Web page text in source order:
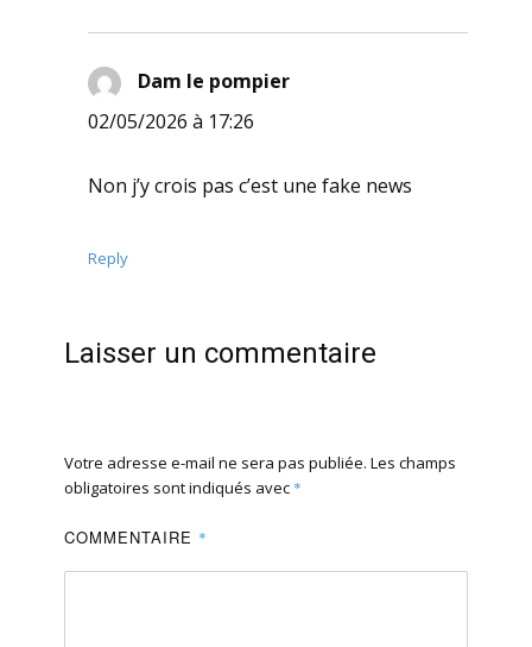
Dam le pompier
02/05/2026 à 17:26
Non j’y crois pas c’est une fake news
Reply
Laisser un commentaire
Votre adresse e-mail ne sera pas publiée. Les champs
obligatoires sont indiqués avec *
COMMENTAIRE *